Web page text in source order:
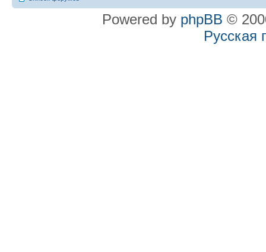
Powered by phpBB ©
Русская